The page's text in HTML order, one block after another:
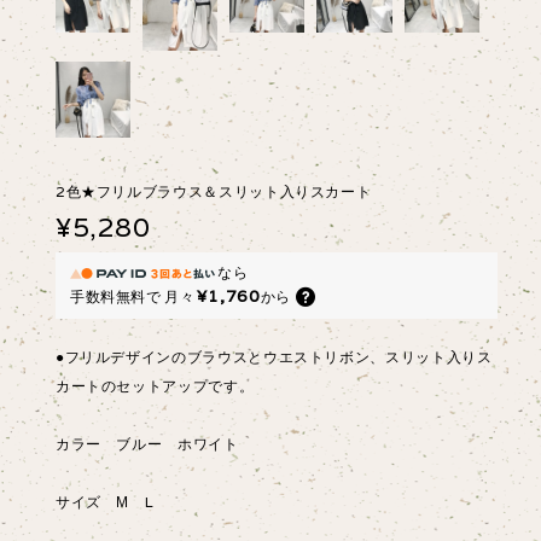
2色★フリルブラウス＆スリット入りスカート
¥5,280
なら
手数料無料で 月々 ¥1,760から
●フリルデザインのブラウスとウエストリボン、スリット入りス
カートのセットアップです。
カラー ブルー ホワイト
サイズ М L